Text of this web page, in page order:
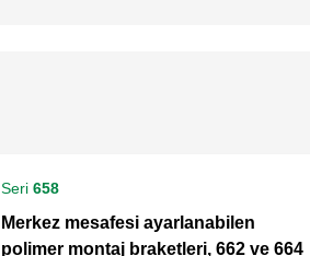
Seri 658
Merkez mesafesi ayarlanabilen
polimer montaj braketleri, 662 ve 664